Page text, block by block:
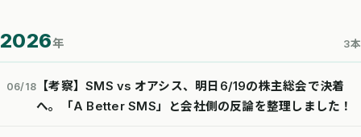
2026年 3本
06/18
【考察】SMS vs オアシス、明日6/19の株主総会で決着
へ。「A Better SMS」と会社側の反論を整理しました！